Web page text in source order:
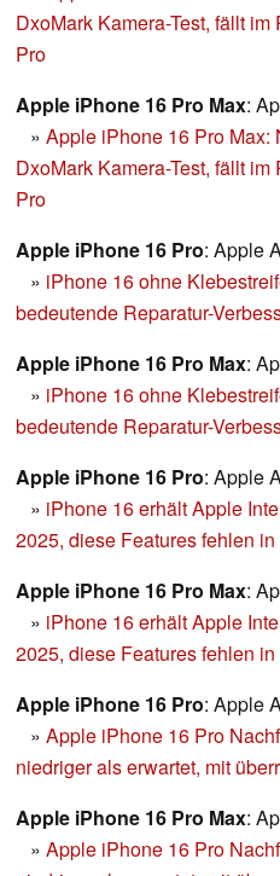
DxoMark Kamera-Test, fällt
Pro
Apple iPhone 16 Pro Max:
» Apple iPhone 16 Pro Max:
DxoMark Kamera-Test, fällt
Pro
Apple iPhone 16 Pro: Apple
» iPhone 16 ohne
bedeutende Reparatur-
Apple iPhone 16 Pro Max:
» iPhone 16 ohne
bedeutende Reparatur-
Apple iPhone 16 Pro: Apple
» iPhone 16 erhält Apple
2025, diese Features fehlen
Apple iPhone 16 Pro Max:
» iPhone 16 erhält Apple
2025, diese Features fehlen
Apple iPhone 16 Pro: Apple
» Apple iPhone 16 Pro
niedriger als erwartet, mit
Apple iPhone 16 Pro Max:
» Apple iPhone 16 Pro